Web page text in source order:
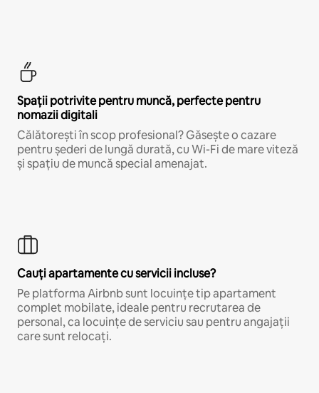
Spații potrivite pentru muncă, perfecte pentru
nomazii digitali
Călătorești în scop profesional? Găsește o cazare
pentru șederi de lungă durată, cu Wi-Fi de mare viteză
și spațiu de muncă special amenajat.
Cauți apartamente cu servicii incluse?
Pe platforma Airbnb sunt locuințe tip apartament
complet mobilate, ideale pentru recrutarea de
personal, ca locuințe de serviciu sau pentru angajații
care sunt relocați.